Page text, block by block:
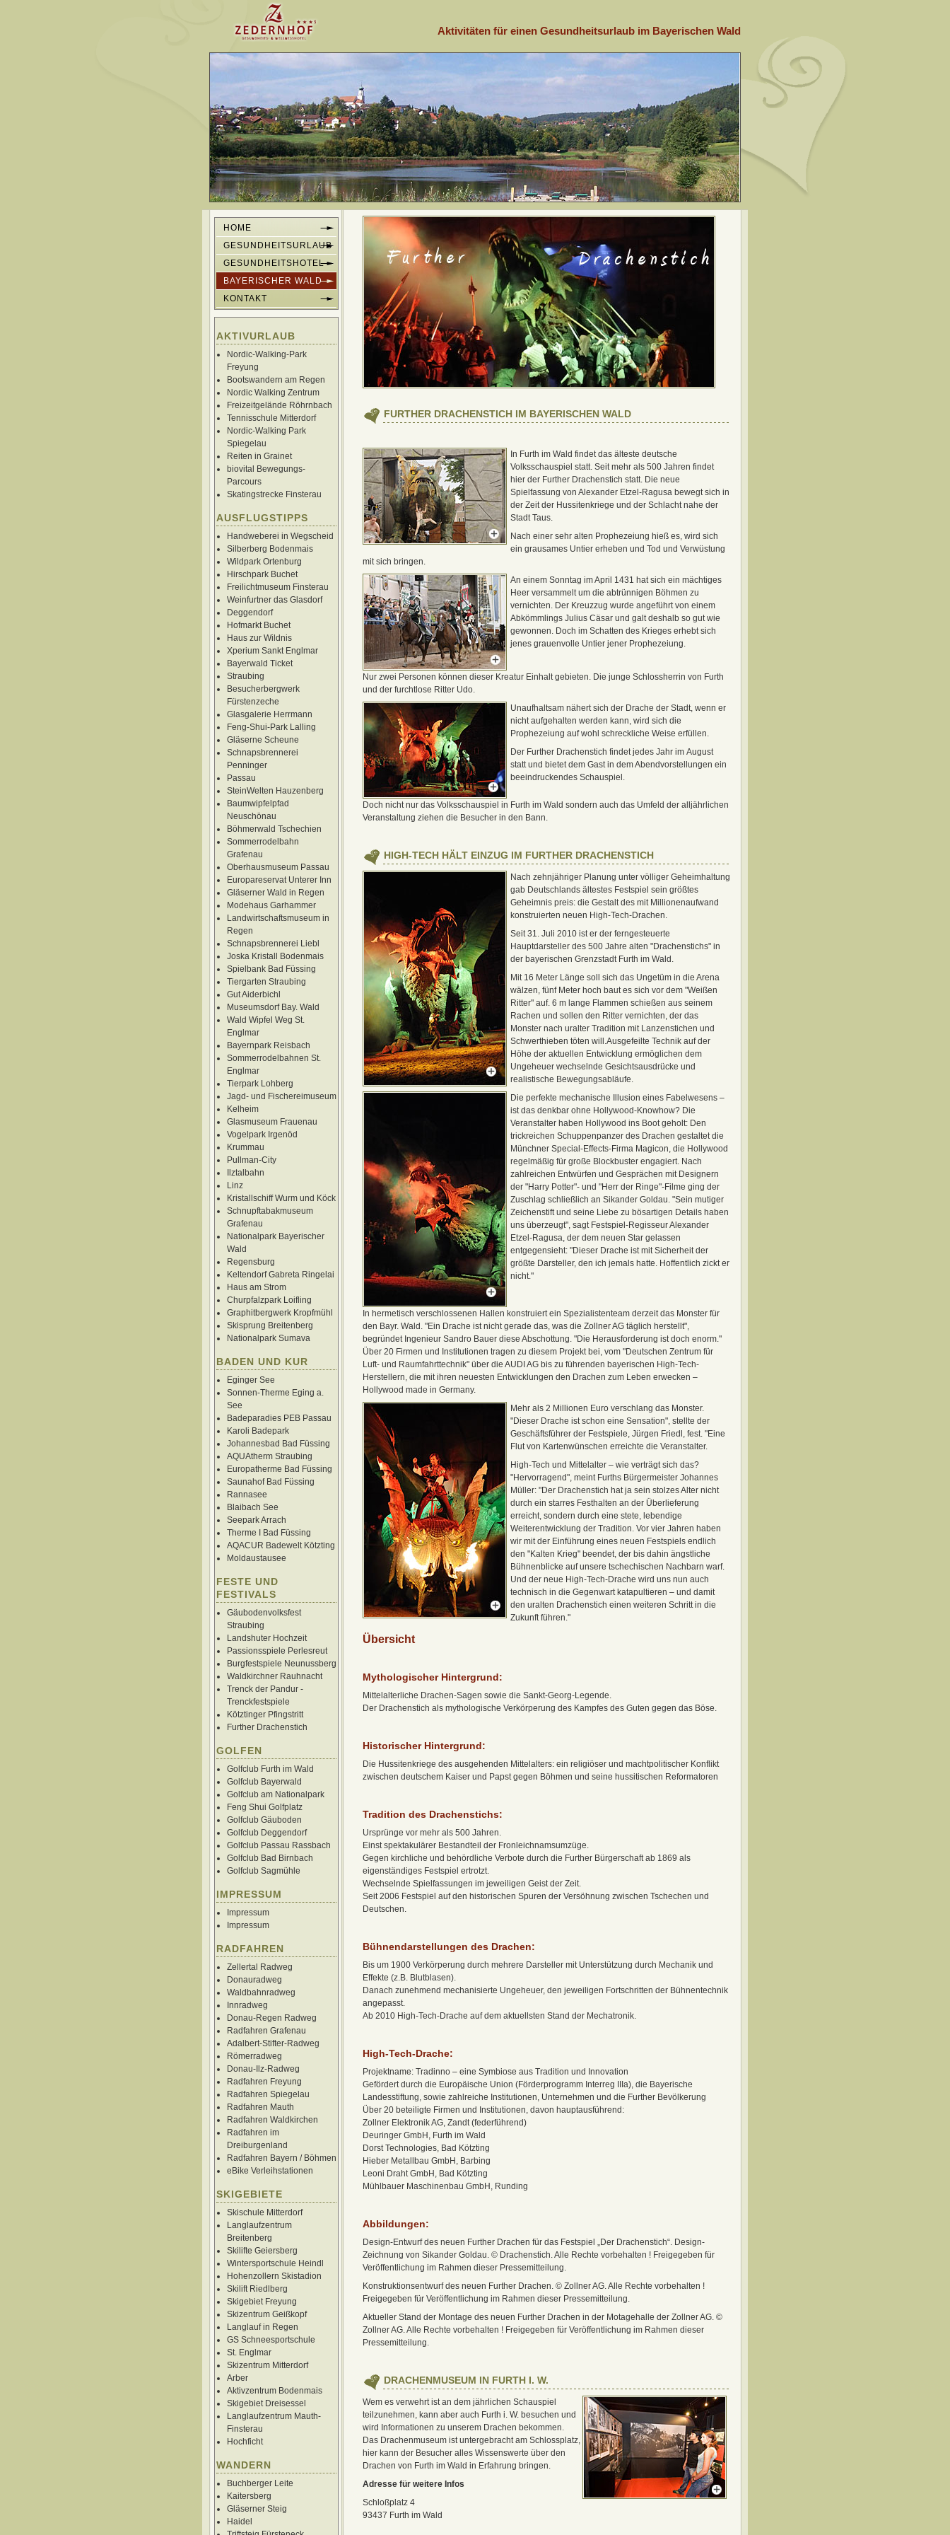
Aktivitäten für einen Gesundheitsurlaub im Bayerischen Wald
HOME
GESUNDHEITSURLAUB
GESUNDHEITSHOTEL
BAYERISCHER WALD
KONTAKT
AKTIVURLAUB
Nordic-Walking-Park
Freyung
Bootswandern am Regen
Nordic Walking Zentrum
Freizeitgelände Röhrnbach
Tennisschule Mitterdorf
Nordic-Walking Park
Spiegelau
Reiten in Grainet
biovital Bewegungs-
Parcours
Skatingstrecke Finsterau
AUSFLUGSTIPPS
Handweberei in Wegscheid
Silberberg Bodenmais
Wildpark Ortenburg
Hirschpark Buchet
Freilichtmuseum Finsterau
Weinfurtner das Glasdorf
Deggendorf
Hofmarkt Buchet
Haus zur Wildnis
Xperium Sankt Englmar
Bayerwald Ticket
Straubing
Besucherbergwerk
Fürstenzeche
Glasgalerie Herrmann
Feng-Shui-Park Lalling
Gläserne Scheune
Schnapsbrennerei
Penninger
Passau
SteinWelten Hauzenberg
Baumwipfelpfad
Neuschönau
Böhmerwald Tschechien
Sommerrodelbahn
Grafenau
Oberhausmuseum Passau
Europareservat Unterer Inn
Gläserner Wald in Regen
Modehaus Garhammer
Landwirtschaftsmuseum in
Regen
Schnapsbrennerei Liebl
Joska Kristall Bodenmais
Spielbank Bad Füssing
Tiergarten Straubing
Gut Aiderbichl
Museumsdorf Bay. Wald
Wald Wipfel Weg St.
Englmar
Bayernpark Reisbach
Sommerrodelbahnen St.
Englmar
Tierpark Lohberg
Jagd- und Fischereimuseum
Kelheim
Glasmuseum Frauenau
Vogelpark Irgenöd
Krummau
Pullman-City
Ilztalbahn
Linz
Kristallschiff Wurm und Köck
Schnupftabakmuseum
Grafenau
Nationalpark Bayerischer
Wald
Regensburg
Keltendorf Gabreta Ringelai
Haus am Strom
Churpfalzpark Loifling
Graphitbergwerk Kropfmühl
Skisprung Breitenberg
Nationalpark Sumava
BADEN UND KUR
Eginger See
Sonnen-Therme Eging a.
See
Badeparadies PEB Passau
Karoli Badepark
Johannesbad Bad Füssing
AQUAtherm Straubing
Europatherme Bad Füssing
Saunahof Bad Füssing
Rannasee
Blaibach See
Seepark Arrach
Therme I Bad Füssing
AQACUR Badewelt Kötzting
Moldaustausee
FESTE UND
FESTIVALS
Gäubodenvolksfest
Straubing
Landshuter Hochzeit
Passionsspiele Perlesreut
Burgfestspiele Neunussberg
Waldkirchner Rauhnacht
Trenck der Pandur -
Trenckfestspiele
Kötztinger Pfingstritt
Further Drachenstich
GOLFEN
Golfclub Furth im Wald
Golfclub Bayerwald
Golfclub am Nationalpark
Feng Shui Golfplatz
Golfclub Gäuboden
Golfclub Deggendorf
Golfclub Passau Rassbach
Golfclub Bad Birnbach
Golfclub Sagmühle
IMPRESSUM
Impressum
Impressum
RADFAHREN
Zellertal Radweg
Donauradweg
Waldbahnradweg
Innradweg
Donau-Regen Radweg
Radfahren Grafenau
Adalbert-Stifter-Radweg
Römerradweg
Donau-Ilz-Radweg
Radfahren Freyung
Radfahren Spiegelau
Radfahren Mauth
Radfahren Waldkirchen
Radfahren im
Dreiburgenland
Radfahren Bayern / Böhmen
eBike Verleihstationen
SKIGEBIETE
Skischule Mitterdorf
Langlaufzentrum
Breitenberg
Skilifte Geiersberg
Wintersportschule Heindl
Hohenzollern Skistadion
Skilift Riedlberg
Skigebiet Freyung
Skizentrum Geißkopf
Langlauf in Regen
GS Schneesportschule
St. Englmar
Skizentrum Mitterdorf
Arber
Aktivzentrum Bodenmais
Skigebiet Dreisessel
Langlaufzentrum Mauth-
Finsterau
Hochficht
WANDERN
Buchberger Leite
Kaitersberg
Gläserner Steig
Haidel
FURTHER DRACHENSTICH IM BAYERISCHEN WALD
In Furth im Wald findet das älteste deutsche
Volksschauspiel statt. Seit mehr als 500 Jahren findet
hier der Further Drachenstich statt. Die neue
Spielfassung von Alexander Etzel-Ragusa bewegt sich in
der Zeit der Hussitenkriege und der Schlacht nahe der
Stadt Taus.
Nach einer sehr alten Prophezeiung hieß es, wird sich
ein grausames Untier erheben und Tod und Verwüstung
mit sich bringen.
An einem Sonntag im April 1431 hat sich ein mächtiges
Heer versammelt um die abtrünnigen Böhmen zu
vernichten. Der Kreuzzug wurde angeführt von einem
Abkömmlings Julius Cäsar und galt deshalb so gut wie
gewonnen. Doch im Schatten des Krieges erhebt sich
jenes grauenvolle Untier jener Prophezeiung.
Nur zwei Personen können dieser Kreatur Einhalt gebieten. Die junge Schlossherrin von Furth
und der furchtlose Ritter Udo.
Unaufhaltsam nähert sich der Drache der Stadt, wenn er
nicht aufgehalten werden kann, wird sich die
Prophezeiung auf wohl schreckliche Weise erfüllen.
Der Further Drachenstich findet jedes Jahr im August
statt und bietet dem Gast in dem Abendvorstellungen ein
beeindruckendes Schauspiel.
Doch nicht nur das Volksschauspiel in Furth im Wald sondern auch das Umfeld der alljährlichen
Veranstaltung ziehen die Besucher in den Bann.
HIGH-TECH HÄLT EINZUG IM FURTHER DRACHENSTICH
Nach zehnjähriger Planung unter völliger Geheimhaltung
gab Deutschlands ältestes Festspiel sein größtes
Geheimnis preis: die Gestalt des mit Millionenaufwand
konstruierten neuen High-Tech-Drachen.
Seit 31. Juli 2010 ist er der ferngesteuerte
Hauptdarsteller des 500 Jahre alten "Drachenstichs" in
der bayerischen Grenzstadt Furth im Wald.
Mit 16 Meter Länge soll sich das Ungetüm in die Arena
wälzen, fünf Meter hoch baut es sich vor dem "Weißen
Ritter" auf. 6 m lange Flammen schießen aus seinem
Rachen und sollen den Ritter vernichten, der das
Monster nach uralter Tradition mit Lanzenstichen und
Schwerthieben töten will.Ausgefeilte Technik auf der
Höhe der aktuellen Entwicklung ermöglichen dem
Ungeheuer wechselnde Gesichtsausdrücke und
realistische Bewegungsabläufe.
Die perfekte mechanische Illusion eines Fabelwesens –
ist das denkbar ohne Hollywood-Knowhow? Die
Veranstalter haben Hollywood ins Boot geholt: Den
trickreichen Schuppenpanzer des Drachen gestaltet die
Münchner Special-Effects-Firma Magicon, die Hollywood
regelmäßig für große Blockbuster engagiert. Nach
zahlreichen Entwürfen und Gesprächen mit Designern
der "Harry Potter"- und "Herr der Ringe"-Filme ging der
Zuschlag schließlich an Sikander Goldau. "Sein mutiger
Zeichenstift und seine Liebe zu bösartigen Details haben
uns überzeugt", sagt Festspiel-Regisseur Alexander
Etzel-Ragusa, der dem neuen Star gelassen
entgegensieht: "Dieser Drache ist mit Sicherheit der
größte Darsteller, den ich jemals hatte. Hoffentlich zickt er
nicht."
In hermetisch verschlossenen Hallen konstruiert ein Spezialistenteam derzeit das Monster für
den Bayr. Wald. "Ein Drache ist nicht gerade das, was die Zollner AG täglich herstellt",
begründet Ingenieur Sandro Bauer diese Abschottung. "Die Herausforderung ist doch enorm."
Über 20 Firmen und Institutionen tragen zu diesem Projekt bei, vom "Deutschen Zentrum für
Luft- und Raumfahrttechnik" über die AUDI AG bis zu führenden bayerischen High-Tech-
Herstellern, die mit ihren neuesten Entwicklungen den Drachen zum Leben erwecken –
Hollywood made in Germany.
Mehr als 2 Millionen Euro verschlang das Monster.
"Dieser Drache ist schon eine Sensation", stellte der
Geschäftsführer der Festspiele, Jürgen Friedl, fest. "Eine
Flut von Kartenwünschen erreichte die Veranstalter.
High-Tech und Mittelalter – wie verträgt sich das?
"Hervorragend", meint Furths Bürgermeister Johannes
Müller: "Der Drachenstich hat ja sein stolzes Alter nicht
durch ein starres Festhalten an der Überlieferung
erreicht, sondern durch eine stete, lebendige
Weiterentwicklung der Tradition. Vor vier Jahren haben
wir mit der Einführung eines neuen Festspiels endlich
den "Kalten Krieg" beendet, der bis dahin ängstliche
Bühnenblicke auf unsere tschechischen Nachbarn warf.
Und der neue High-Tech-Drache wird uns nun auch
technisch in die Gegenwart katapultieren – und damit
den uralten Drachenstich einen weiteren Schritt in die
Zukunft führen."
Übersicht
Mythologischer Hintergrund:
Mittelalterliche Drachen-Sagen sowie die Sankt-Georg-Legende.
Der Drachenstich als mythologische Verkörperung des Kampfes des Guten gegen das Böse.
Historischer Hintergrund:
Die Hussitenkriege des ausgehenden Mittelalters: ein religiöser und machtpolitischer Konflikt
zwischen deutschem Kaiser und Papst gegen Böhmen und seine hussitischen Reformatoren
Tradition des Drachenstichs:
Ursprünge vor mehr als 500 Jahren.
Einst spektakulärer Bestandteil der Fronleichnamsumzüge.
Gegen kirchliche und behördliche Verbote durch die Further Bürgerschaft ab 1869 als
eigenständiges Festspiel ertrotzt.
Wechselnde Spielfassungen im jeweiligen Geist der Zeit.
Seit 2006 Festspiel auf den historischen Spuren der Versöhnung zwischen Tschechen und
Deutschen.
Bühnendarstellungen des Drachen:
Bis um 1900 Verkörperung durch mehrere Darsteller mit Unterstützung durch Mechanik und
Effekte (z.B. Blutblasen).
Danach zunehmend mechanisierte Ungeheuer, den jeweiligen Fortschritten der Bühnentechnik
angepasst.
Ab 2010 High-Tech-Drache auf dem aktuellsten Stand der Mechatronik.
High-Tech-Drache:
Projektname: Tradinno – eine Symbiose aus Tradition und Innovation
Gefördert durch die Europäische Union (Förderprogramm Interreg IIIa), die Bayerische
Landesstiftung, sowie zahlreiche Institutionen, Unternehmen und die Further Bevölkerung
Über 20 beteiligte Firmen und Institutionen, davon hauptausführend:
Zollner Elektronik AG, Zandt (federführend)
Deuringer GmbH, Furth im Wald
Dorst Technologies, Bad Kötzting
Hieber Metallbau GmbH, Barbing
Leoni Draht GmbH, Bad Kötzting
Mühlbauer Maschinenbau GmbH, Runding
Abbildungen:
Design-Entwurf des neuen Further Drachen für das Festspiel „Der Drachenstich“. Design-
Zeichnung von Sikander Goldau. © Drachenstich. Alle Rechte vorbehalten ! Freigegeben für
Veröffentlichung im Rahmen dieser Pressemitteilung.
Konstruktionsentwurf des neuen Further Drachen. © Zollner AG. Alle Rechte vorbehalten !
Freigegeben für Veröffentlichung im Rahmen dieser Pressemitteilung.
Aktueller Stand der Montage des neuen Further Drachen in der Motagehalle der Zollner AG. ©
Zollner AG. Alle Rechte vorbehalten ! Freigegeben für Veröffentlichung im Rahmen dieser
Pressemitteilung.
DRACHENMUSEUM IN FURTH I. W.
Wem es verwehrt ist an dem jährlichen Schauspiel
teilzunehmen, kann aber auch Furth i. W. besuchen und
wird Informationen zu unserem Drachen bekommen.
Das Drachenmuseum ist untergebracht am Schlossplatz,
hier kann der Besucher alles Wissenswerte über den
Drachen von Furth im Wald in Erfahrung bringen.
Adresse für weitere Infos
Schloßplatz 4
93437 Furth im Wald